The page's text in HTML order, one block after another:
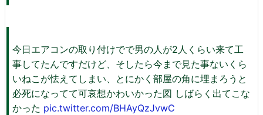
今日エアコンの取り付けでで男の人が2人くらい来て工
事してたんですだけど、そしたら今まで見た事ないくら
いねこが怯えてしまい、とにかく部屋の角に埋まろうと
必死になってて可哀想かわいかった図 しばらく出てこな
かった pic.twitter.com/BHAyQzJvwC